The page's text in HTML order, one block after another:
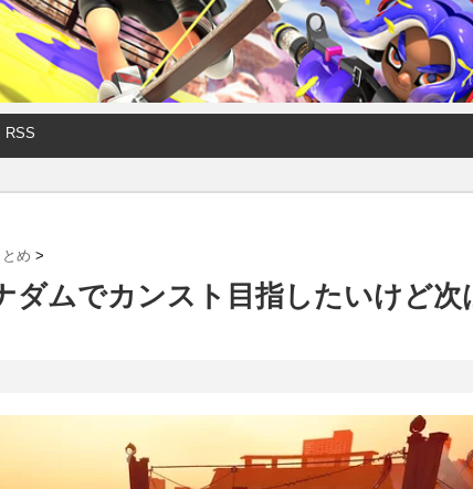
RSS
め >
ダムでカンスト目指したいけど次